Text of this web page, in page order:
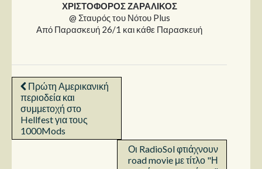
ΧΡΙΣΤΟΦΟΡΟΣ ΖΑΡΑΛΙΚΟΣ
@ Σταυρός τoυ Νότου Plus
Από Παρασκευή 26/1 και κάθε Παρασκευή
Πρώτη Αμερικανική
περιοδεία και
συμμετοχή στο
Hellfest για τους
1000Mods
Οι RadioSol φτιάχνουν
road movie με τίτλο "Η